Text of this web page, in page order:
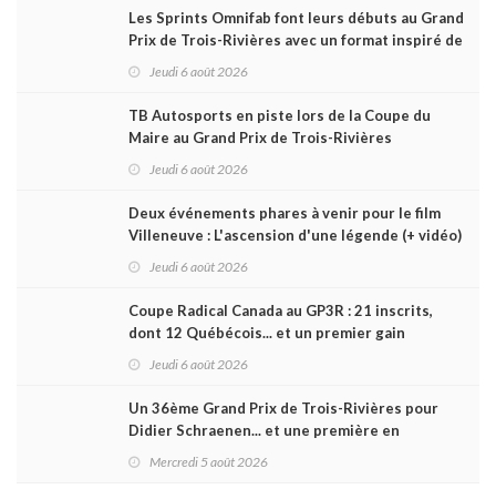
Les Sprints Omnifab font leurs débuts au Grand
Prix de Trois-Rivières avec un format inspiré de
Jeudi 6 août 2026
TB Autosports en piste lors de la Coupe du
Maire au Grand Prix de Trois-Rivières
Jeudi 6 août 2026
Deux événements phares à venir pour le film
Villeneuve : L'ascension d'une légende (+ vidéo)
Jeudi 6 août 2026
Coupe Radical Canada au GP3R : 21 inscrits,
dont 12 Québécois... et un premier gain
Jeudi 6 août 2026
Un 36ème Grand Prix de Trois-Rivières pour
Didier Schraenen... et une première en
Mercredi 5 août 2026